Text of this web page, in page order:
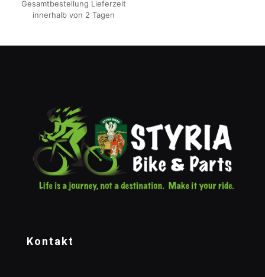
Gesamtbestellung Lieferzeit
innerhalb von 2 Tagen
Kontakt